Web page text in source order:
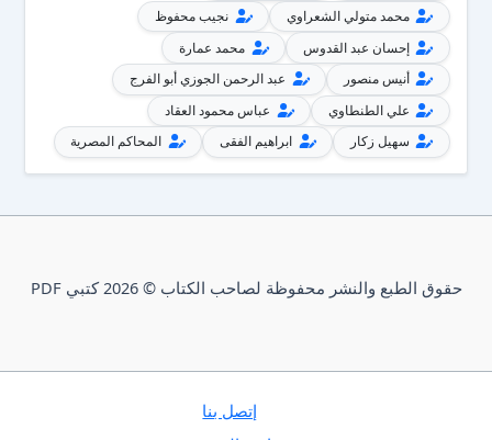
محمد متولي الشعراوي
نجيب محفوظ
إحسان عبد القدوس
محمد عمارة
أنيس منصور
عبد الرحمن الجوزي أبو الفرج
علي الطنطاوي
عباس محمود العقاد
سهيل زكار
ابراهيم الفقى المحاكم المصرية
حقوق الطبع والنشر محفوظة لصاحب الكتاب © 2026 كتبي PDF
إتصل بنا